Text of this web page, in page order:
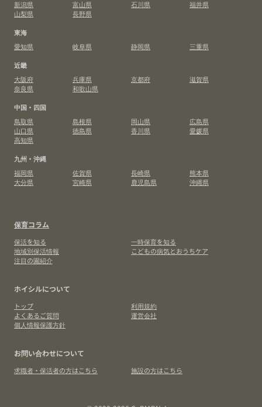
新潟県
富山県 石川県
福井県
山梨県
長野県
東海
愛知県
岐阜県 静岡県
三重県
近畿
大阪府
兵庫県 京都府
滋賀県
奈良県
和歌山県
中国・四国
鳥取県
島根県 岡山県
広島県
山口県
徳島県 香川県
愛媛県
高知県
九州・沖縄
福岡県
佐賀県 長崎県
熊本県
大分県
宮崎県 鹿児島県 沖縄県
保育コラム
保活を知る
一時保育を知る
地域別保活情報
こどもの病気とおうちケア
注目の園紹介
ホイシルについて
トップ
利用規約
よくあるご質問
運営会社
個人情報保護方針
お問い合わせについて
求職者・保活者の方はこちら 施設の方はこちら